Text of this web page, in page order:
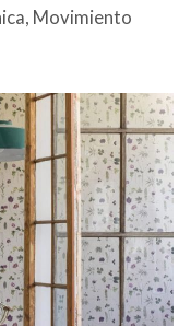
Movimiento